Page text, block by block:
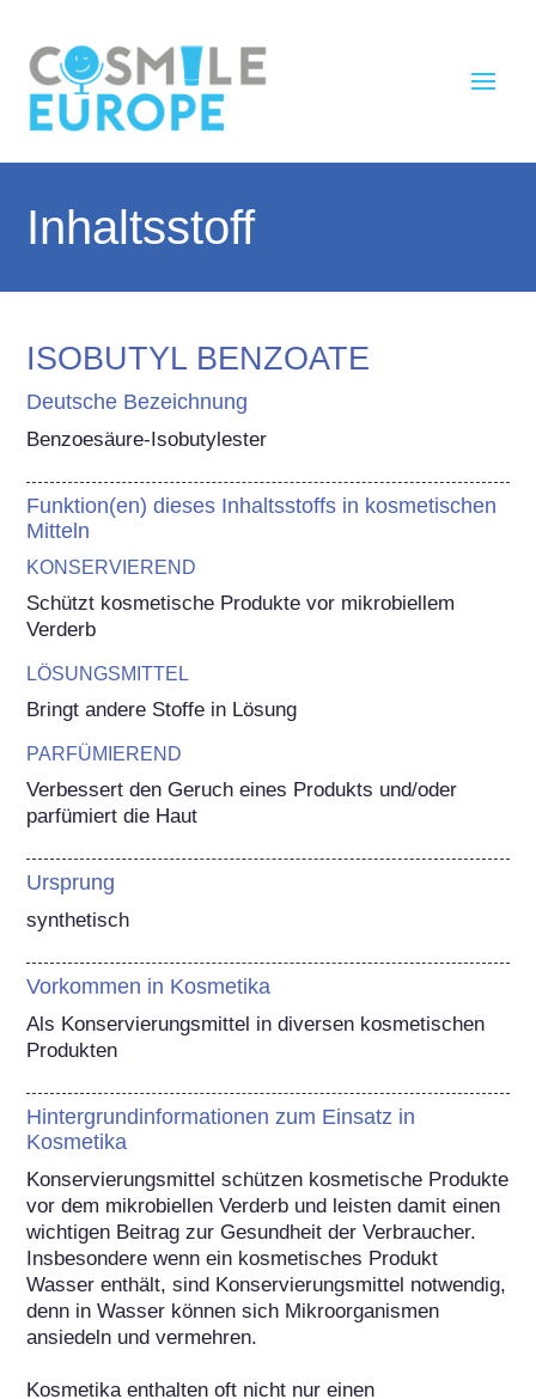
Inhaltsstoff
ISOBUTYL BENZOATE
Deutsche Bezeichnung
Benzoesäure-Isobutylester
Funktion(en) dieses Inhaltsstoffs in kosmetischen
Mitteln
KONSERVIEREND
Schützt kosmetische Produkte vor mikrobiellem
Verderb
LÖSUNGSMITTEL
Bringt andere Stoffe in Lösung
PARFÜMIEREND
Verbessert den Geruch eines Produkts und/oder
parfümiert die Haut
Ursprung
synthetisch
Vorkommen in Kosmetika
Als Konservierungsmittel in diversen kosmetischen
Produkten
Hintergrundinformationen zum Einsatz in
Kosmetika
Konservierungsmittel schützen kosmetische Produkte
vor dem mikrobiellen Verderb und leisten damit einen
wichtigen Beitrag zur Gesundheit der Verbraucher.
Insbesondere wenn ein kosmetisches Produkt
Wasser enthält, sind Konservierungsmittel notwendig,
denn in Wasser können sich Mikroorganismen
ansiedeln und vermehren.
Kosmetika enthalten oft nicht nur einen